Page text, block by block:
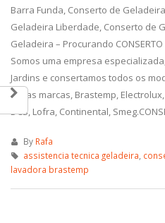
Barra Funda, Conserto de
Geladeira Liberdade, Conserto de
Geladeira – Procurando CONSERTO
Somos uma empresa
Jardins e consertamos todos os
essas marcas, Brastemp,
DCS, Lofra, Continental,
By Rafa
assistencia tecnica geladeira
lavadora brastemp